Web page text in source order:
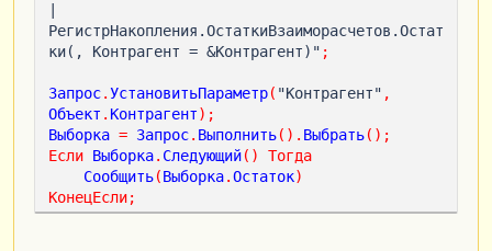
РегистрНакопления.ОстаткиВзаиморасчетов.Остат
ки(, Контрагент = &Контрагент)" ;
Запрос.УстановитьПараметр( "Контрагент" ,
Объект . Контрагент);
Выборка = Запрос. Выполнить(). Выбрать();
Если Выборка. Следующий()
Тогда
Сообщить(Выборка.Остаток)
КонецЕсли;